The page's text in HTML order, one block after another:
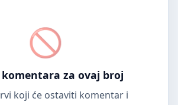
komentara za ovaj broj
koji će ostaviti komentar i